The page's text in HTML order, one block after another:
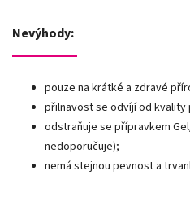
Nevýhody:
pouze na krátké a zdravé
přilnavost se odvíjí od kvality
odstraňuje se přípravkem
nedoporučuje);
nemá stejnou pevnost a